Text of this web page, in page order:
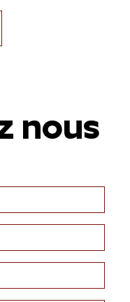
nous